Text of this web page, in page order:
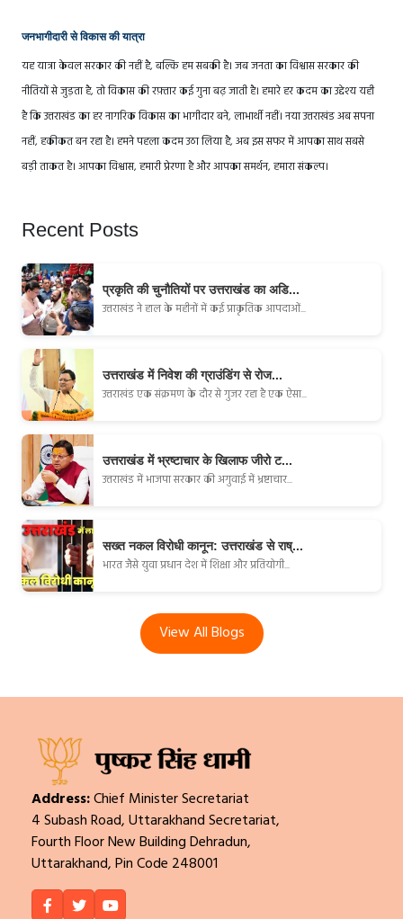
जनभागीदारी से विकास की यात्रा
यह यात्रा केवल सरकार की नहीं है, बल्कि हम सबकी है। जब जनता का विश्वास सरकार की
नीतियों से जुड़ता है, तो विकास की रफ़्तार कई गुना बढ़ जाती है। हमारे हर कदम का उद्देश्य यही
है कि उत्तराखंड का हर नागरिक विकास का भागीदार बने, लाभार्थी नहीं। नया उत्तराखंड अब सपना
नहीं, हकीकत बन रहा है। हमने पहला कदम उठा लिया है, अब इस सफर में आपका साथ सबसे
बड़ी ताकत है। आपका विश्वास, हमारी प्रेरणा है और आपका समर्थन, हमारा संकल्प।
Recent Posts
प्रकृति की चुनौतियों पर उत्तराखंड का अडि...
उत्तराखंड ने हाल के महीनों में कई प्राकृतिक आपदाओं...
उत्तराखंड में निवेश की ग्राउंडिंग से रोज...
उत्तराखंड एक संक्रमण के दौर से गुजर रहा है एक ऐसा...
उत्तराखंड में भ्रष्टाचार के खिलाफ जीरो ट...
उत्तराखंड में भाजपा सरकार की अगुवाई में भ्रष्टाचार...
सख्त नकल विरोधी कानून: उत्तराखंड से राष्...
भारत जैसे युवा प्रधान देश में शिक्षा और प्रतियोगी...
View All Blogs
Address:Chief Minister Secretariat
4 Subash Road, Uttarakhand Secretariat,
Fourth Floor New Building Dehradun,
Uttarakhand, Pin Code 248001